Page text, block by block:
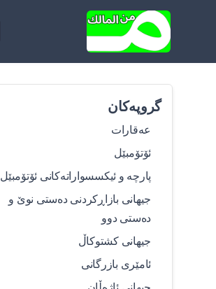
گروپەکان
عەقارات
ئۆتۆمبێل
پارچە و ئیکسسواراتەکانی ئۆتۆمبێل
جیهانی بازاڕکردنی دەستی نوێ و
دەستی دوو
جیهانی کشتوکاڵ
ئامێری بازرگانی